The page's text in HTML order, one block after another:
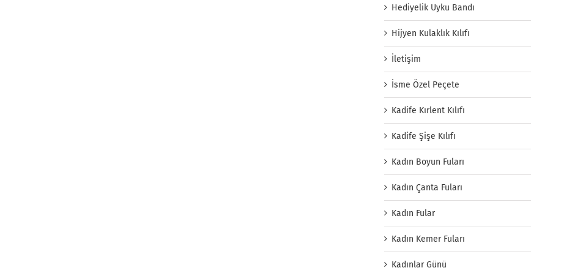
Hediyelik Uyku Bandı
Hijyen Kulaklık Kılıfı
İletişim
İsme Özel Peçete
Kadife Kırlent Kılıfı
Kadife Şişe Kılıfı
Kadın Boyun Fuları
Kadın Çanta Fuları
Kadın Fular
Kadın Kemer Fuları
Kadınlar Günü